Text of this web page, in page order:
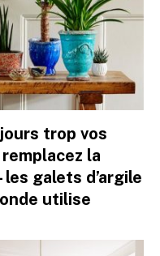
trop vos
la
galets d’argile
utilise